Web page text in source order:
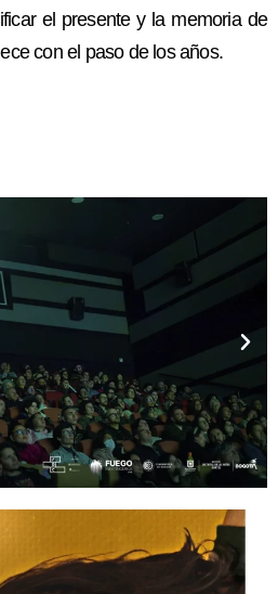
el presente y la memoria de
con el paso de los años.